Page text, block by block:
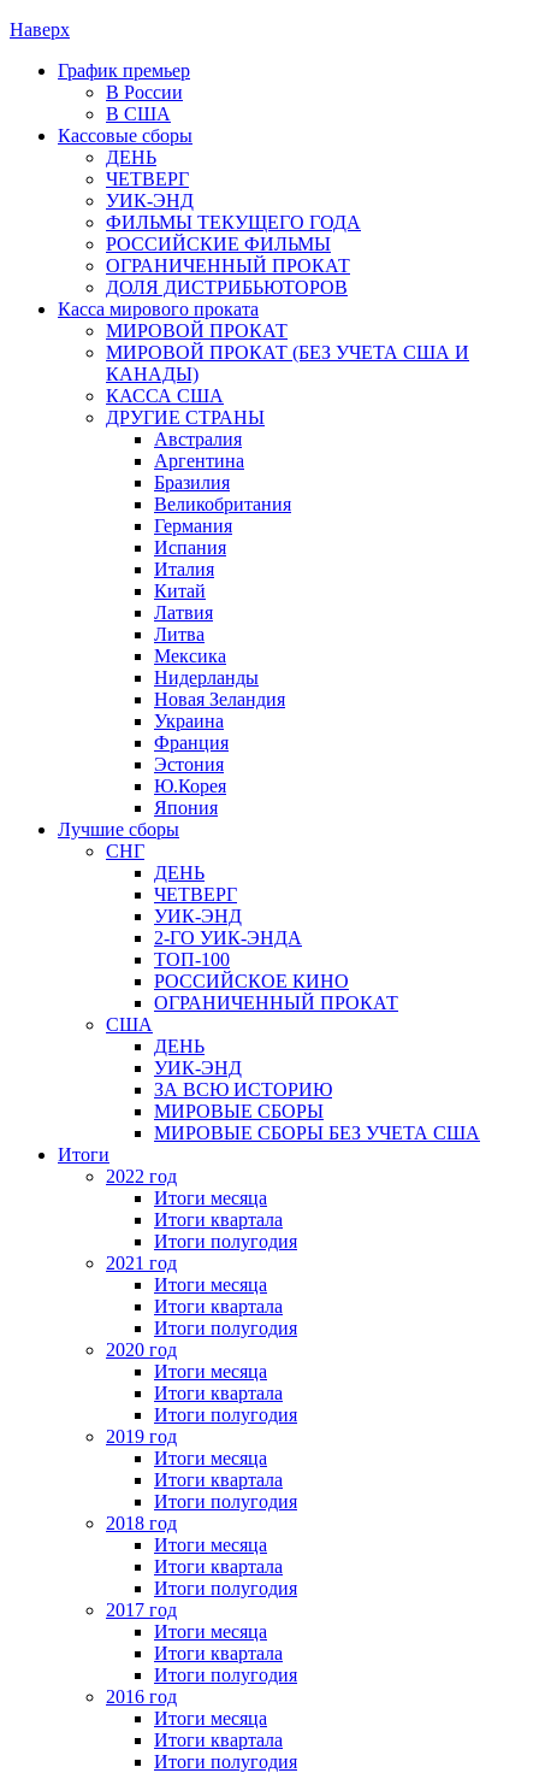
Наверх
График премьер
В России
В США
Кассовые сборы
ДЕНЬ
ЧЕТВЕРГ
УИК-ЭНД
ФИЛЬМЫ ТЕКУЩЕГО ГОДА
РОССИЙСКИЕ ФИЛЬМЫ
ОГРАНИЧЕННЫЙ ПРОКАТ
ДОЛЯ ДИСТРИБЬЮТОРОВ
Касса мирового проката
МИРОВОЙ ПРОКАТ
МИРОВОЙ ПРОКАТ (БЕЗ УЧЕТА США И
КАНАДЫ)
КАССА США
ДРУГИЕ СТРАНЫ
Австралия
Аргентина
Бразилия
Великобритания
Германия
Испания
Италия
Китай
Латвия
Литва
Мексика
Нидерланды
Новая Зеландия
Украина
Франция
Эстония
Ю.Корея
Япония
Лучшие сборы
СНГ
ДЕНЬ
ЧЕТВЕРГ
УИК-ЭНД
2-ГО УИК-ЭНДА
ТОП-100
РОССИЙСКОЕ КИНО
ОГРАНИЧЕННЫЙ ПРОКАТ
США
ДЕНЬ
УИК-ЭНД
ЗА ВСЮ ИСТОРИЮ
МИРОВЫЕ СБОРЫ
МИРОВЫЕ СБОРЫ БЕЗ УЧЕТА США
Итоги
2022 год
Итоги месяца
Итоги квартала
Итоги полугодия
2021 год
Итоги месяца
Итоги квартала
Итоги полугодия
2020 год
Итоги месяца
Итоги квартала
Итоги полугодия
2019 год
Итоги месяца
Итоги квартала
Итоги полугодия
2018 год
Итоги месяца
Итоги квартала
Итоги полугодия
2017 год
Итоги месяца
Итоги квартала
Итоги полугодия
2016 год
Итоги месяца
Итоги квартала
Итоги полугодия